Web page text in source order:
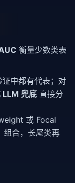
衡量少数类表
中都有代表；对
兜底 直接分
或 Focal
合，长尾类再